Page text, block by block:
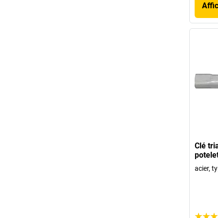
Clé
acier,